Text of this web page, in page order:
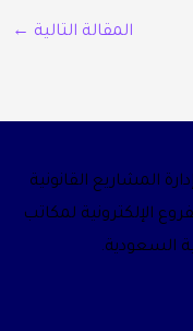
المقالة التالية ←
المشاريع القانونية
الإلكترونية لمكاتب
السعودية.